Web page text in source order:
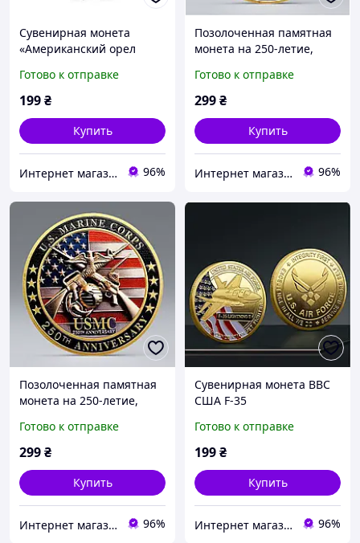
Сувенирная монета
«Американский орел
Готово к отправке
199₴
Купить
Интернет магазин GSM-V 96%
Позолоченная памятная
монета на 250-летие,
морской пехоты США
Готово к отправке
299₴
Купить
Интернет магазин GSM-V 96%
Позолоченная памятная
монета на 250-летие,
морской пехоты США
Готово к отправке
299₴
Купить
Интернет магазин GSM-V 96%
Сувенирная монета ВВС
США F-35
Готово к отправке
199₴
Купить
Интернет магазин GSM-V 96%